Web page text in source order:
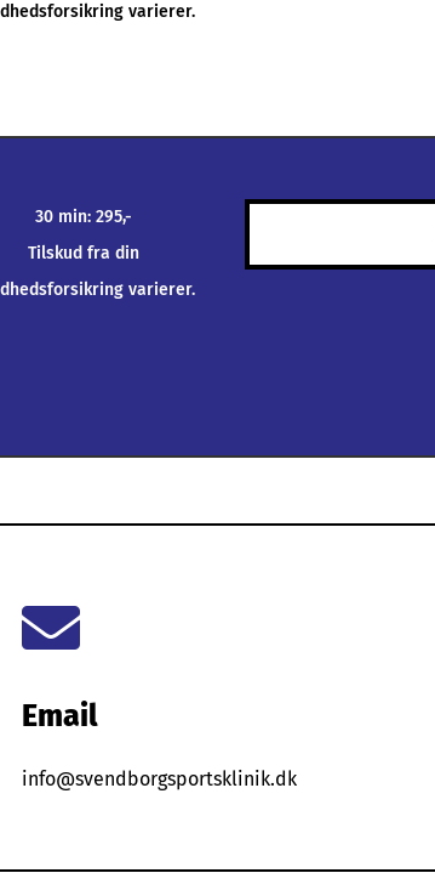
varierer.
30 min: 295,-
Tilskud fra din
varierer.

Email
info@svendborgsportsklinik.dk